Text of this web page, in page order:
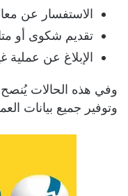
الاستفسار عن
تقديم شكوى أو
الإبلاغ عن
وفي هذه الحالات يُنصح
وتوفير جميع بيانات